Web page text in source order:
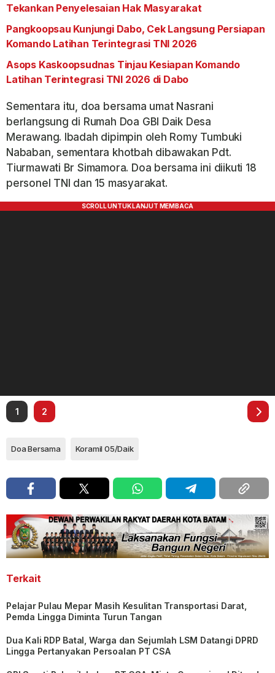
Tekankan Penyelesaian Hak Masyarakat
Pangkoopsau Kunjungi Dabo, Cek Langsung Persiapan
Komando Latihan Terintegrasi TNI 2026
Asops Kaskoopsudnas Tinjau Kesiapan Komando
Latihan Terintegrasi TNI 2026 di Dabo
Sementara itu, doa bersama umat Nasrani
berlangsung di Rumah Doa GBI Daik Desa
Merawang. Ibadah dipimpin oleh Romy Tumbuki
Nababan, sementara khotbah dibawakan Pdt.
Tiurmawati Br Simamora. Doa bersama ini diikuti 18
personel TNI dan 15 masyarakat.
1 2
Doa Bersama Koramil 05/Daik
Terkait
Pelajar Pulau Mepar Masih Kesulitan Transportasi Darat,
Pemda Lingga Diminta Turun Tangan
Dua Kali RDP Batal, Warga dan Sejumlah LSM Datangi DPRD
Lingga Pertanyakan Persoalan PT CSA